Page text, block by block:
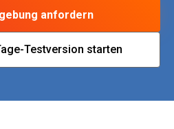
anfordern
Testversion starten